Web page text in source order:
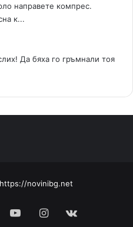
направете компрес.
к...
Да бяха го гръмнали тоя
novinibg.net
YouTubeInstagram